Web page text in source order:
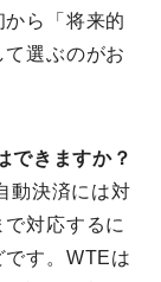
ら「将来的
選ぶのがお
できますか？
動決済には対
対応するに
す。WTEは